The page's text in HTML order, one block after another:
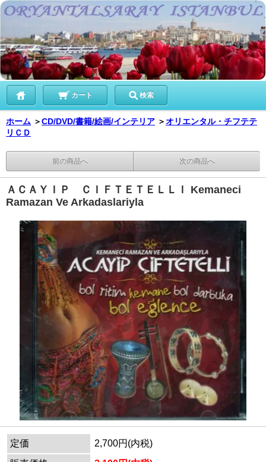
カート 検索
ホーム ＞CD/DVD/書籍/絵画/インテリア ＞オリエンタル・チフテテ
リＣＤ
前の商品へ 次の商品へ
ＡＣＡＹＩＰ ＣＩＦＴＥＴＥＬＬＩ Kemaneci
Ramazan Ve Arkadaslariyla
定価
2,700円(内税)